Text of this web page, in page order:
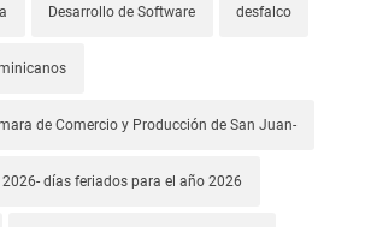
Desarrollo de Software desfalco
de Comercio y Producción de San Juan-
días feriados para el año 2026